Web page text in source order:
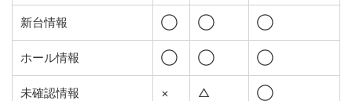
新台情報 ◯ ◯ ◯
ホール情報 ◯ ◯ ◯
未確認情報 × △ ◯